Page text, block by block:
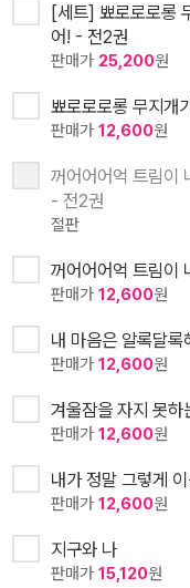
[세트] 뾰로로로롱
어! - 전2권
판매가 25,200원
뾰로로로롱 무지개
판매가 12,600원
꺼어어어억 트림이
- 전2권
절판
꺼어어어억 트림이
판매가 12,600원
내 마음은 알록달록
판매가 12,600원
겨울잠을 자지 못하
판매가 12,600원
내가 정말 그렇게
판매가 12,600원
지구와 나
판매가 15,120원